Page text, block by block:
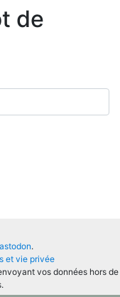
de
.
et vie privée
vos données hors de